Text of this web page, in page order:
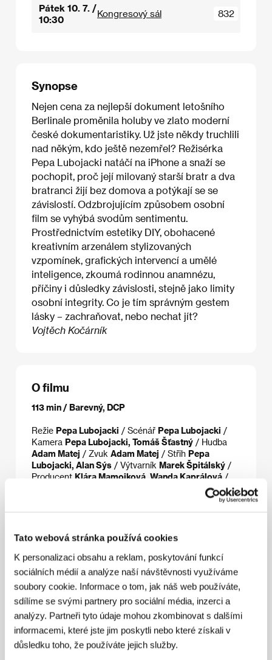
Tato webová stránka používá cookies
K personalizaci obsahu a reklam, poskytování funkcí
sociálních médií a analýze naší návštěvnosti využíváme
soubory cookie. Informace o tom, jak náš web používáte,
sdílíme se svými partnery pro sociální média, inzerci a
analýzy. Partneři tyto údaje mohou zkombinovat s dalšími
informacemi, které jste jim poskytli nebo které získali v
důsledku toho, že používáte jejich služby.
Pátek 10. 7. /
10:30
Kongresový sál 832
Synopse
Nejen cena za nejlepší dokument letošního
Berlinale proměnila holuby ve zlato moderní
české dokumentaristiky. Už jste někdy truchlili
nad někým, kdo ještě nezemřel? Režisérka
Pepa Lubojacki natáčí na iPhone a snaží se
pochopit, proč její milovaný starší bratr a dva
bratranci žijí bez domova a potýkají se se
závislostí. Odzbrojujícím způsobem osobní
film se vyhýbá svodům sentimentu.
Prostřednictvím estetiky DIY, obohacené
kreativním arzenálem stylizovaných
vzpomínek, grafických intervencí a umělé
inteligence, zkoumá rodinnou anamnézu,
příčiny i důsledky závislosti, stejně jako limity
osobní integrity. Co je tím správným gestem
lásky – zachraňovat, nebo nechat jít?
Vojtěch Kočárník
O filmu
113 min / Barevný, DCP
Režie Pepa Lubojacki / Scénář Pepa Lubojacki /
Kamera Pepa Lubojacki, Tomáš Šťastný / Hudba
Adam Matej / Zvuk Adam Matej / Střih Pepa
Lubojacki, Alan Sýs / Výtvarník Marek Špitálský /
Producent Klára Mamojková, Wanda Kaprálová /
Guča films, Česká
Aerofilms
@claw_films @pepa.lubojacki @pigeons_film
Režie
Pepa Lubojacki. Filmografie:O-chlup(2019, kr.),
Kdyby se holubi proměnili ve zlato(2026, dok.).